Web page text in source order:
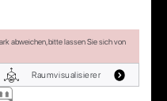
abweichen, bitte lassen Sie sich von
Raumvisualisierer